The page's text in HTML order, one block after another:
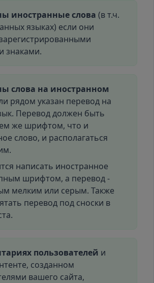
иностранные слова (в т.ч.
языках) если они
знаками.
слова на иностранном
рядом указан перевод на
Перевод должен быть
же шрифтом, что и
слово, и располагаться
написать иностранное
шрифтом, а перевод -
мелким или серым. Также
перевод под сноски в
пользователей и
созданном
вашего сайта,